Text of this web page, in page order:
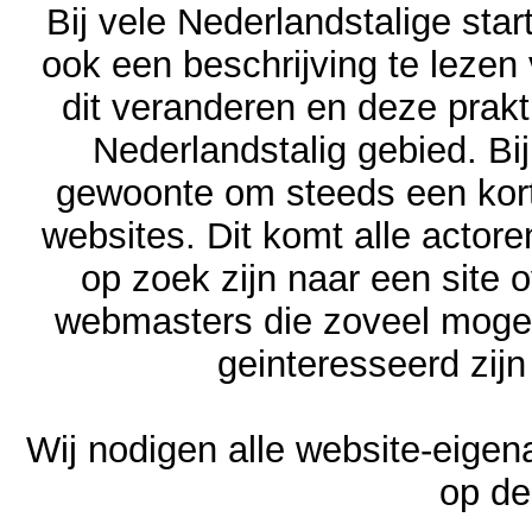
Bij vele Nederlandstalige
ook een beschrijving te
dit veranderen en deze
Nederlandstalig gebied.
gewoonte om steeds een
websites. Dit komt alle
op zoek zijn naar een site
webmasters die zoveel
geinteresseerd
Wij nodigen alle website-
op